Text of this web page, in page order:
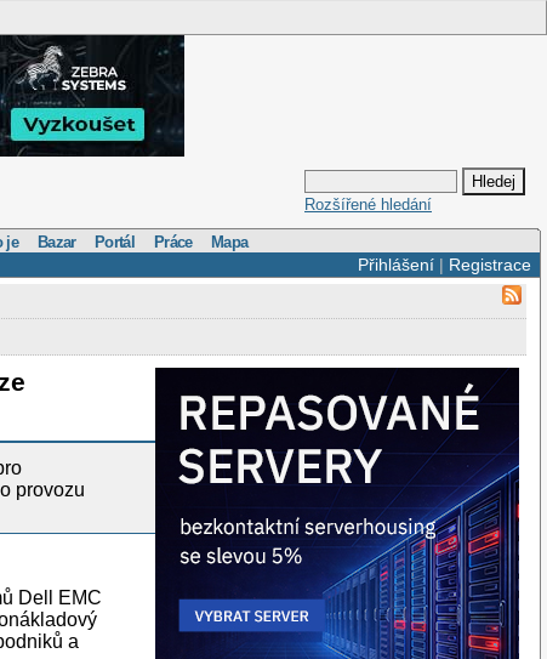
Rozšířené hledání
je Bazar Portál Práce Mapa
Přihlášení| Registrace
provozu
Dell EMC
a